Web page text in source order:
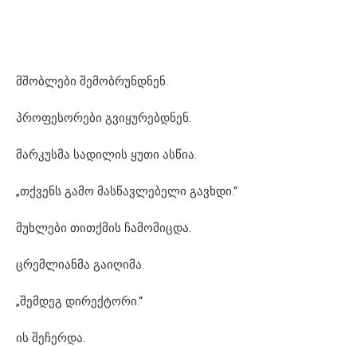
მშობლები შემობრუნდნენ.
პროფესორები გვიყურებდნენ.
მარკუსმა სადილის ყუთი ასწია.
„თქვენს გამო მასწავლებელი გავხდი.“
მუხლები თითქმის ჩამომიცდა.
ცრემლიანმა გაიღიმა.
„შემდეგ დირექტორი.“
ის შეჩერდა.